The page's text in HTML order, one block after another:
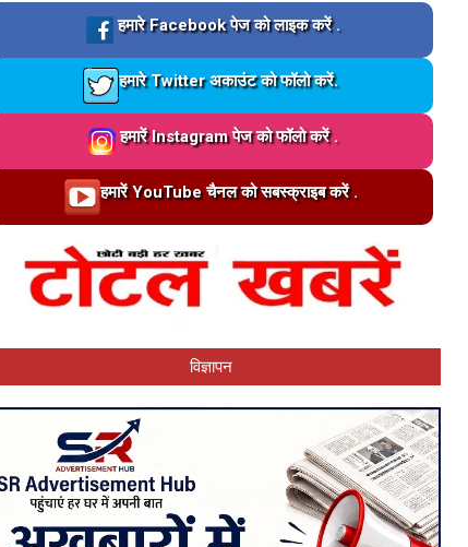
Loading…
हमारे Facebook पेज को लाइक करें .
Loading…
हमारे Twitter अकाउंट को फॉलो करें.
Loading…
हमारें Instagram पेज को फॉलो करें .
Loading…हमारें YouTube चैनल को सबस्क्राइब करें .
विज्ञापन